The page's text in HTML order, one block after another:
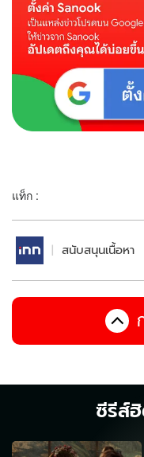
แท็ก :
สนับสนุนเนื้อหา
ซีรีส์